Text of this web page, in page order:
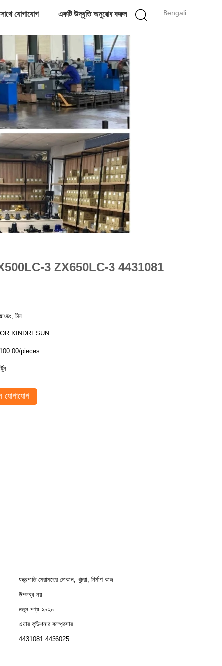
Bengali
যোগাযোগ একটি উদ্ধৃতি অনুরোধ করুন
ZX500LC-3 ZX650LC-3 4431081
চীন
KINDRESUN
pieces
যোগাযোগ
যন্ত্রপাতি মেরামতের দোকান, খুচরা, নির্মাণ কাজ
উপলব্ধ নয়
নতুন পণ্য ২০২০
এয়ার কন্ডিশনার কম্প্রেসার
4431081 4436025